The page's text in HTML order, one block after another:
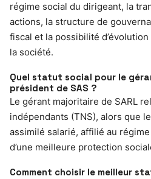
régime social du dirigeant, la
actions, la structure de
fiscal et la possibilité
la société.
Quel statut social pour le
président de SAS ?
Le gérant majoritaire de SARL
indépendants (TNS), alors que
assimilé salarié, affilié au
d’une meilleure protection
Comment choisir le meilleur